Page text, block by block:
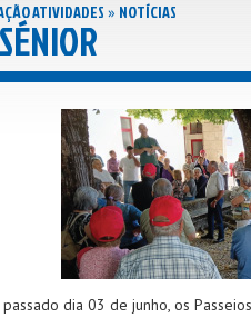
ATIVIDADES » NOTÍCIAS
dia 03 de junho, os